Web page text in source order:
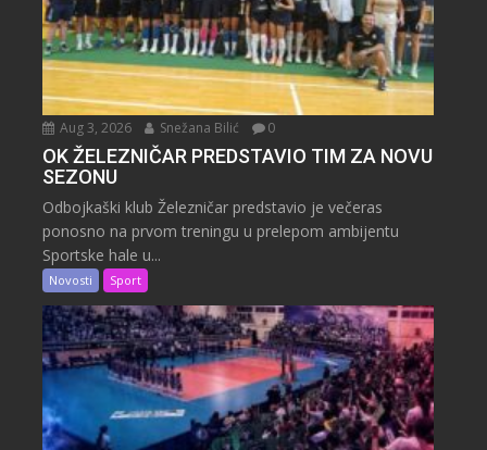
Aug 3, 2026 Snežana Bilić 0
OK ŽELEZNIČAR PREDSTAVIO TIM ZA NOVU
SEZONU
Odbojkaški klub Železničar predstavio je večeras
ponosno na prvom treningu u prelepom ambijentu
Sportske hale u...
Novosti Sport